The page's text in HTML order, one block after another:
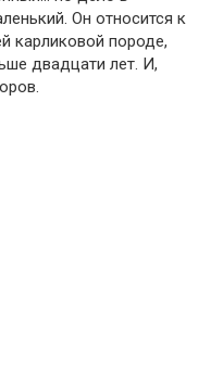
Он относится к
карликовой породе,
двадцати лет. И,